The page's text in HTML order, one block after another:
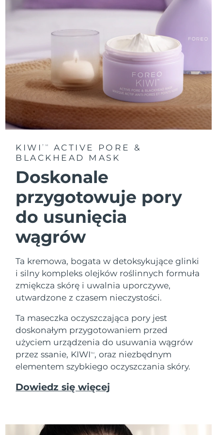
KIWITM
ACTIVE PORE &
BLACKHEAD MASK
Doskonale
przygotowuje pory
do usunięcia
wągrów
Ta kremowa, bogata w detoksykujące glinki
i silny kompleks olejków roślinnych formuła
zmiękcza skórę i uwalnia uporczywe,
utwardzone z czasem nieczystości.
Ta maseczka oczyszczająca pory jest
doskonałym przygotowaniem przed
użyciem urządzenia do usuwania wągrów
przez ssanie, KIWITM, oraz niezbędnym
elementem szybkiego oczyszczania skóry.
Dowiedz się więcej